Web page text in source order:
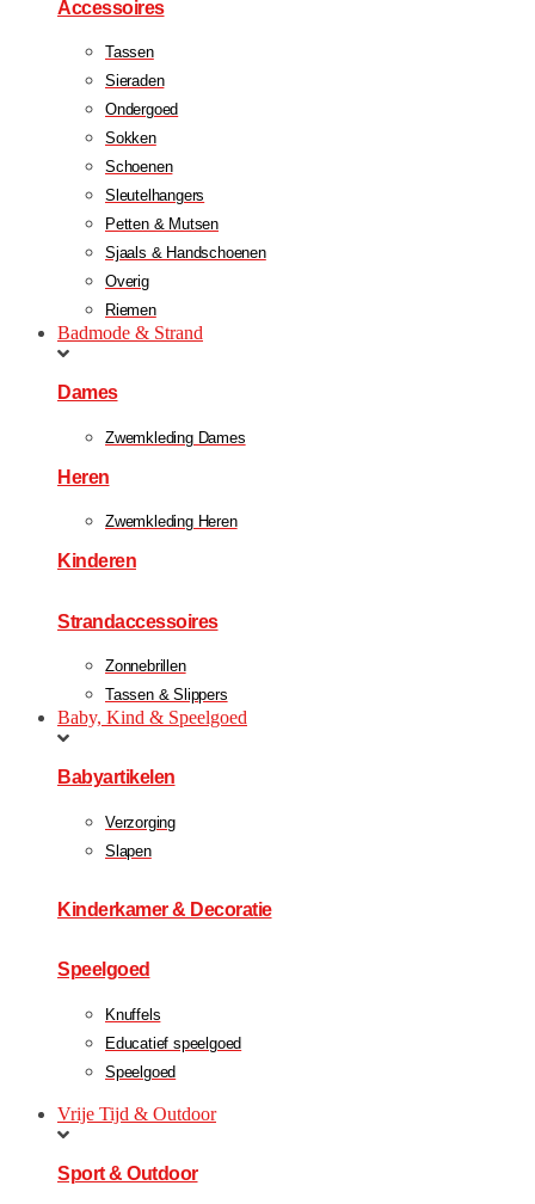
Accessoires
Tassen
Sieraden
Ondergoed
Sokken
Schoenen
Sleutelhangers
Petten & Mutsen
Sjaals & Handschoenen
Overig
Riemen
Badmode & Strand
Dames
Zwemkleding Dames
Heren
Zwemkleding Heren
Kinderen
Strandaccessoires
Zonnebrillen
Tassen & Slippers
Baby, Kind & Speelgoed
Babyartikelen
Verzorging
Slapen
Kinderkamer & Decoratie
Speelgoed
Knuffels
Educatief speelgoed
Speelgoed
Vrije Tijd & Outdoor
Sport & Outdoor